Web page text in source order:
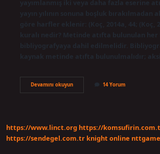
yayımlanmış iki veya daha fazla eserine atıf
yayın yılının sonuna boşluk bırakılmadan
göre harfler eklenir: (Koç, 2014a, 44; (Koç,
kuralı nedir? Metinde atıfta bulunulan her
bibliyografyaya dahil edilmelidir.
kaynak metinde atıfta bulunulmalıdır;
Devamını okuyunAtıf
Yaparken
14 Yorum
https://www.linct.org https://
https://sendegel.com.tr knight online nttgame